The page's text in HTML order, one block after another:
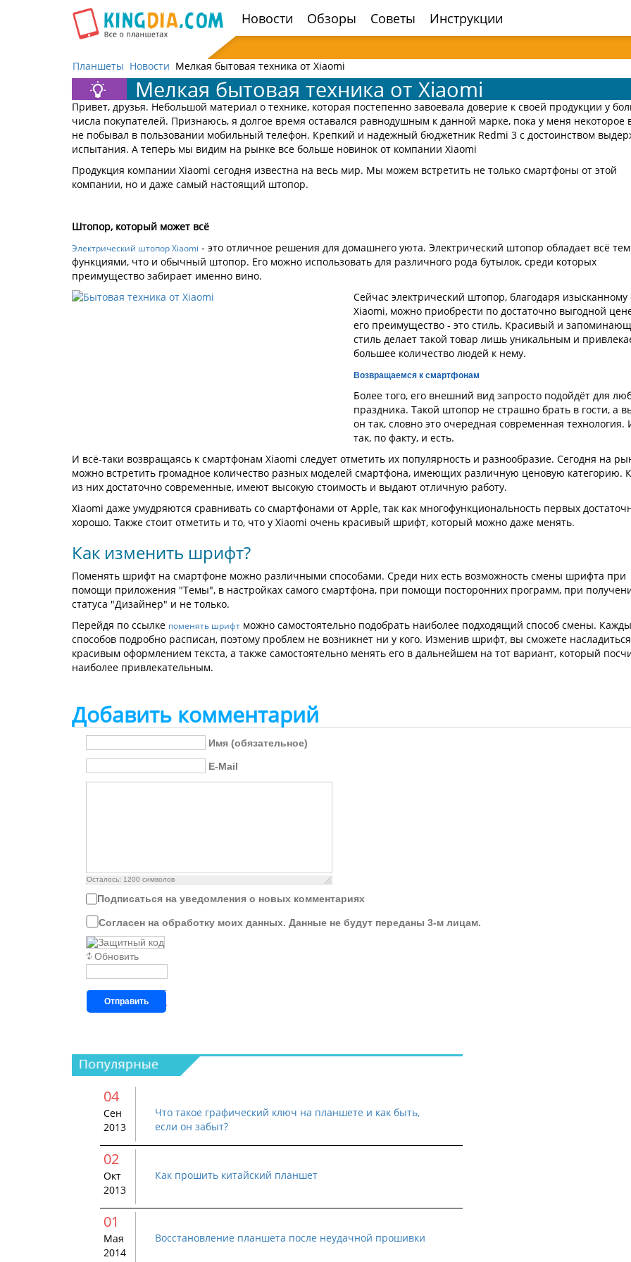
навигацию
Новости Обзоры Советы Инструкции
Планшеты Новости Мелкая бытовая техника от Xiaomi
Мелкая бытовая техника от Xiaomi
Привет, друзья. Небольшой материал о технике, которая постепенно завоевала доверие к своей продукции у
числа покупателей. Признаюсь, я долгое время оставался равнодушным к данной марке, пока у меня некоторое
не побывал в пользовании мобильный телефон. Крепкий и надежный бюджетник Redmi 3 с достоинством
испытания. А теперь мы видим на рынке все больше новинок от компании Xiaomi
Продукция компании Xiaomi сегодня известна на весь мир. Мы можем встретить не только смартфоны от этой
компании, но и даже самый настоящий штопор.
Штопор, который может всё
Электрический штопор Xiaomi - это отличное решения для домашнего уюта. Электрический штопор обладает всё
функциями, что и обычный штопор. Его можно использовать для различного рода бутылок, среди которых
преимущество забирает именно вино.
Сейчас электрический штопор, благодаря изысканному
Xiaomi, можно приобрести по достаточно выгодной
его преимущество - это стиль. Красивый и
стиль делает такой товар лишь уникальным и
большее количество людей к нему.
Возвращаемся к смартфонам
Более того, его внешний вид запросто подойдёт для
праздника. Такой штопор не страшно брать в гости, а
он так, словно это очередная современная технология.
так, по факту, и есть.
И всё-таки возвращаясь к смартфонам Xiaomi следует отметить их популярность и разнообразие. Сегодня на
можно встретить громадное количество разных моделей смартфона, имеющих различную ценовую категорию.
из них достаточно современные, имеют высокую стоимость и выдают отличную работу.
Xiaomi даже умудряются сравнивать со смартфонами от Apple, так как многофункциональность первых
хорошо. Также стоит отметить и то, что у Xiaomi очень красивый шрифт, который можно даже менять.
Как изменить шрифт?
Поменять шрифт на смартфоне можно различными способами. Среди них есть возможность смены шрифта при
помощи приложения "Темы", в настройках самого смартфона, при помощи посторонних программ, при
статуса "Дизайнер" и не только.
Перейдя по ссылке поменять шрифт можно самостоятельно подобрать наиболее подходящий способ смены.
способов подробно расписан, поэтому проблем не возникнет ни у кого. Изменив шрифт, вы сможете насладиться
красивым оформлением текста, а также самостоятельно менять его в дальнейшем на тот вариант, который
наиболее привлекательным.
Добавить комментарий
Имя (обязательное)
E-Mail
Осталось: 1200 символов
Подписаться на уведомления о новых комментариях
Согласен на обработку моих данных. Данные не будут переданы 3-м лицам.
Обновить
Отправить
04
Сен
2013
Что такое графический ключ на планшете и как быть,
если он забыт?
02
Окт
2013
Как прошить китайский планшет
01
Мая
2014
Восстановление планшета после неудачной прошивки